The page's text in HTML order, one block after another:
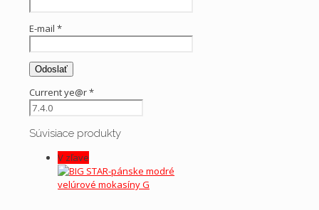
E-mail *
Current ye@r*
Súvisiace produkty
V zľave